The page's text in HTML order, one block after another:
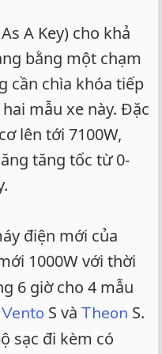
A Key) cho khả
bằng một chạm
cần chìa khóa tiếp
mẫu xe này. Đặc
lên tới 7100W,
tăng tốc từ 0-
điện mới của
1000W với thời
6 giờ cho 4 mẫu
Vento S và Theon S.
sạc đi kèm có